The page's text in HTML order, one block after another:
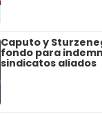
Caputo y
fondo para
sindicatos aliados